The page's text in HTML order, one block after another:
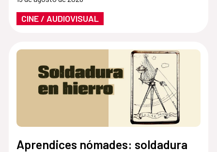
CINE / AUDIOVISUAL
Aprendices nómades: soldadura